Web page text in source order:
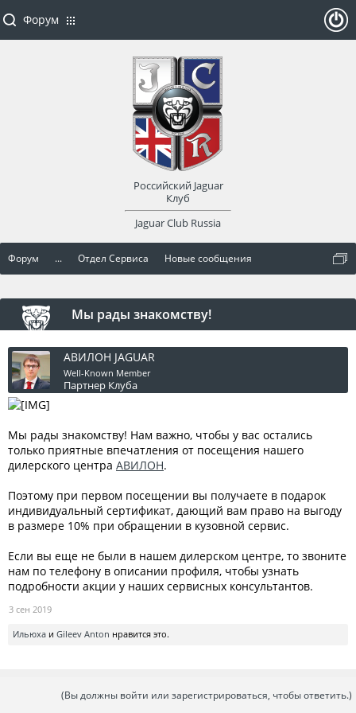
Форум ... Отдел Сервиса Новые сообщения
Мы рады знакомству!
АВИЛОН JAGUAR
Well-Known Member
Партнер Клуба
Мы рады знакомству! Нам важно, чтобы у вас остались
только приятные впечатления от посещения нашего
дилерского центра АВИЛОН.
Поэтому при первом посещении вы получаете в подарок
индивидуальный сертификат, дающий вам право на выгоду
в размере 10% при обращении в кузовной сервис.
Если вы еще не были в нашем дилерском центре, то звоните
нам по телефону в описании профиля, чтобы узнать
подробности акции у наших сервисных консультантов.
3 сен 2019
Ильюха и Gileev Anton нравится это.
(Вы должны войти или зарегистрироваться, чтобы ответить.)
Форум
Российский Jaguar
Клуб
Jaguar Club Russia
оват